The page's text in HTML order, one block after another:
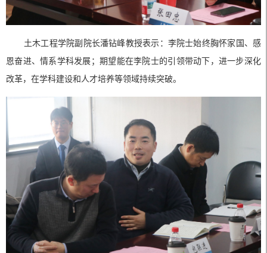
土木工程学院副院长潘钻峰教授表示：李院士始终胸怀家国、感
恩奋进、情系学科发展；期望能在李院士的引领带动下，进一步深化
改革，在学科建设和人才培养等领域持续突破。